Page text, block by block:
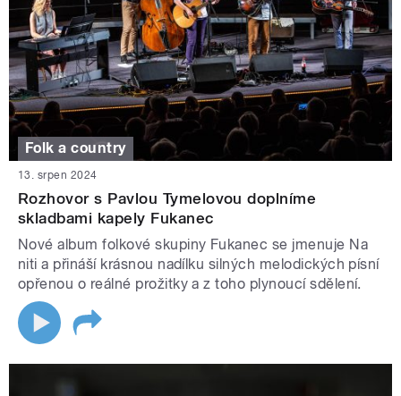
Folk a country
13. srpen 2024
Rozhovor s Pavlou Tymelovou doplníme
skladbami kapely Fukanec
Nové album folkové skupiny Fukanec se jmenuje Na
niti a přináší krásnou nadílku silných melodických písní
opřenou o reálné prožitky a z toho plynoucí sdělení.